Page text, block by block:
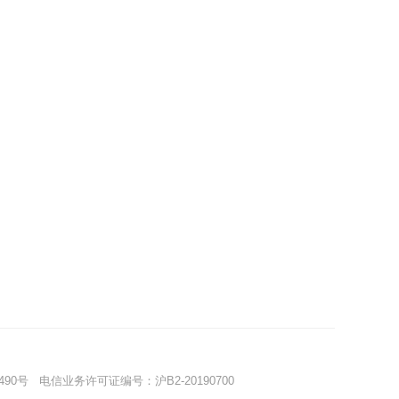
号 电信业务许可证编号：沪B2-20190700